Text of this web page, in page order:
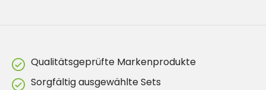
Qualitätsgeprüfte Markenprodukte
Sorgfältig ausgewählte Sets